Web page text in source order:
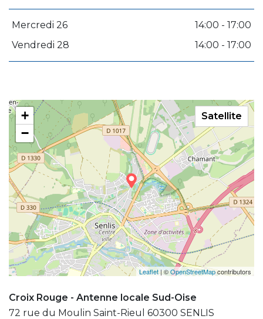
Mercredi 26
14:00 - 17:00
Vendredi 28
14:00 - 17:00
+
−
Leaflet | ©OpenStreetMapcontributors
Satellite
Croix Rouge - Antenne locale Sud-Oise
72 rue du Moulin Saint-Rieul 60300 SENLIS